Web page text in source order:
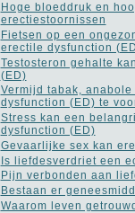
Hoge bloeddruk en
erectiestoornissen
Fietsen op een
erectile dysfunction
Testosteron gehalte
(ED)
Vermijd tabak,
dysfunction (ED) te
Stress kan een
dysfunction (ED)
Gevaarlijke sex kan
Is liefdesverdriet een
Pijn verbonden aan
Bestaan er
Waarom leven